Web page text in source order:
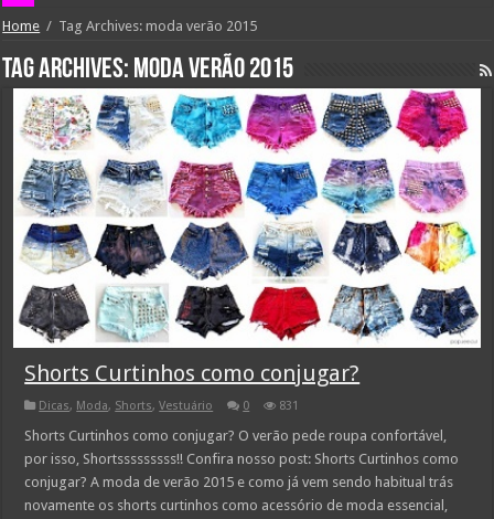
Home / Tag Archives: moda verão 2015
Tag Archives: moda verão 2015
Shorts Curtinhos como conjugar?
Dicas, Moda, Shorts,Vestuário 0 831
Shorts Curtinhos como conjugar? O verão pede roupa confortável,
por isso, Shortsssssssss!! Confira nosso post: Shorts Curtinhos como
conjugar? A moda de verão 2015 e como já vem sendo habitual trás
novamente os shorts curtinhos como acessório de moda essencial,